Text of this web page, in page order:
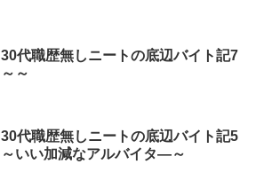
30代職歴無しニートの底辺バイト記7
～～
30代職歴無しニートの底辺バイト記5
～いい加減なアルバイタ―～